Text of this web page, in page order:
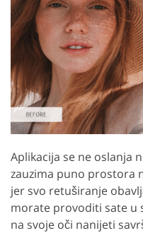
Aplikacija se ne oslanja
zauzima puno prostora
jer svo retuširanje
morate provoditi sate u
na svoje oči nanijeti